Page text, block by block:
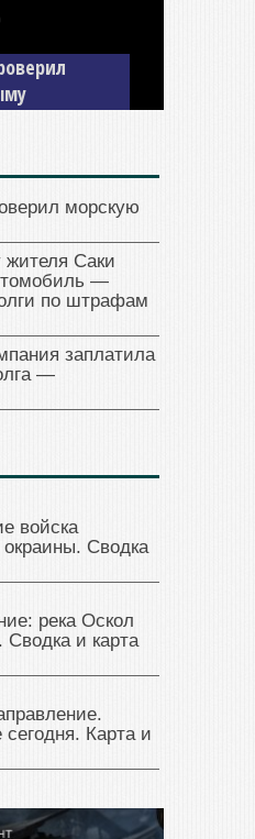
морскую
Саки
—
по штрафам
заплатила
—
войска
Сводка
река Оскол
Сводка и карта
Карта и